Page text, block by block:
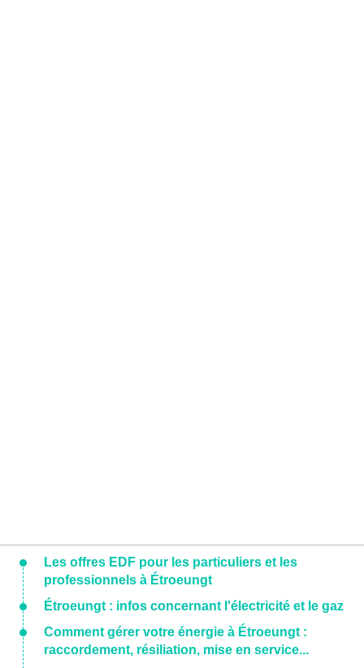
Les offres EDF pour les particuliers et les
professionnels à Étroeungt
Étroeungt : infos concernant l'électricité et le gaz
Comment gérer votre énergie à Étroeungt :
raccordement, résiliation, mise en service...